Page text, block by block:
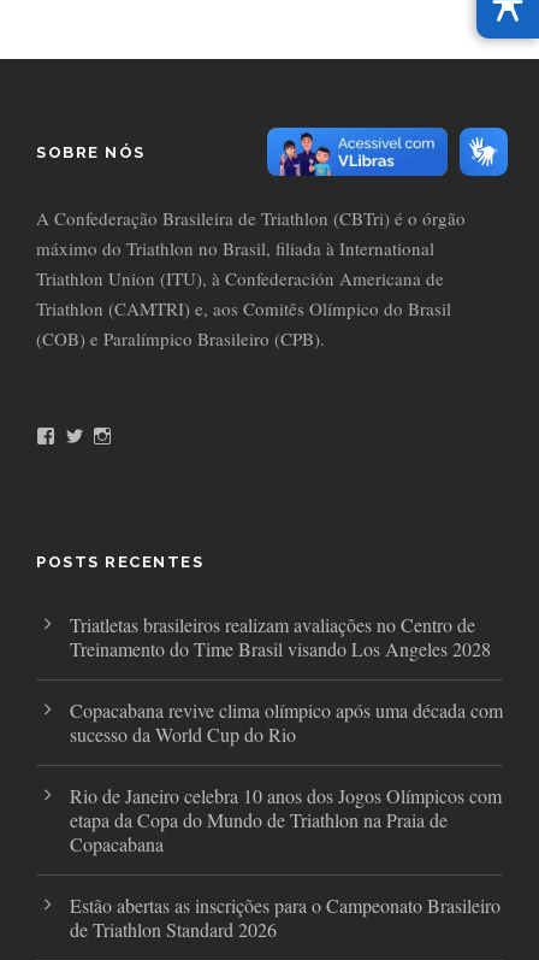
SOBRE NÓS
A Confederação Brasileira de Triathlon (CBTri) é o órgão
máximo do Triathlon no Brasil, filiada à International
Triathlon Union (ITU), à Confederación Americana de
Triathlon (CAMTRI) e, aos Comitês Olímpico do Brasil
(COB) e Paralímpico Brasileiro (CPB).
k
T
a
POSTS RECENTES
Triatletas brasileiros realizam avaliações no Centro de
Treinamento do Time Brasil visando Los Angeles 2028
Copacabana revive clima olímpico após uma década com
sucesso da World Cup do Rio
Rio de Janeiro celebra 10 anos dos Jogos Olímpicos com
etapa da Copa do Mundo de Triathlon na Praia de
Copacabana
Estão abertas as inscrições para o Campeonato Brasileiro
de Triathlon Standard 2026